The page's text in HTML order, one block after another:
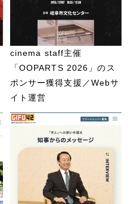
cinema staff主催
「OOPARTS 2026」のス
ポンサー獲得支援／Webサ
イト運営